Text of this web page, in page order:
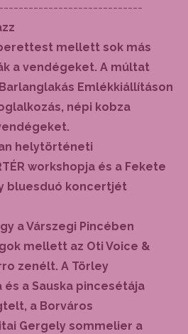
mellett sok más
a vendégeket. A múltat
Emlékkiállításon
népi kobza
helytörténeti
workshopja és a Fekete
bluesduó koncertjét
a Várszegi Pincében
mellett az Oti Voice &
zenélt. A Törley
a Sauska pincesétája
a Borváros
Gergely sommelier a